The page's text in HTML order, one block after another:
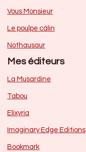
Vous Monsieur
Le poulpe câlin
Nothausaur
Mes éditeurs
La Musardine
Tabou
Elixyria
Imaginary Edge Editions
Bookmark